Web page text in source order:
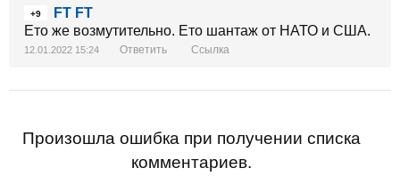
+9
FT FT
Ето же возмутительно. Ето шантаж от НАТО и США.
12.01.2022 15:24 Ответить Ссылка
Произошла ошибка при получении списка
комментариев.